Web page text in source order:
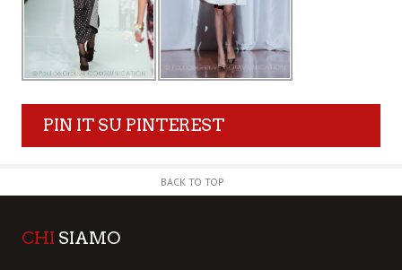
PIN IT SU PINTEREST
BACK TO TOP
CHI SIAMO